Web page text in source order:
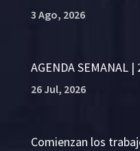
3 Ago, 2026
AGENDA SEMANAL
26 Jul, 2026
Comienzan los